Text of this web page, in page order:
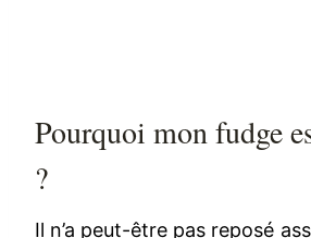
Pourquoi mon fudge
?
Il n’a peut-être pas reposé